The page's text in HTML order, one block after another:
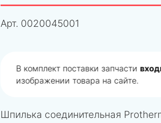
Арт. 0020045001
В комплект поставки запчасти
изображении товара на сайте.
Шпилька соединительная